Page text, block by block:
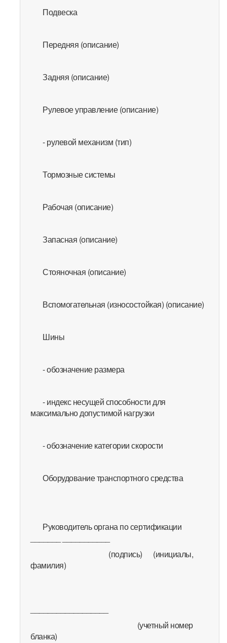
Подвеска
Передняя (описание)
Задняя (описание)
Рулевое управление (описание)
- рулевой механизм (тип)
Тормозные системы
Рабочая (описание)
Запасная (описание)
Стояночная (описание)
Вспомогательная (износостойкая) (описание)
Шины
- обозначение размера
- индекс несущей способности для
максимально допустимой нагрузки
- обозначение категории скорости
Оборудование транспортного средства
Руководитель органа по сертификации
(подпись) (инициалы,
фамилия)
(учетный номер
бланка)